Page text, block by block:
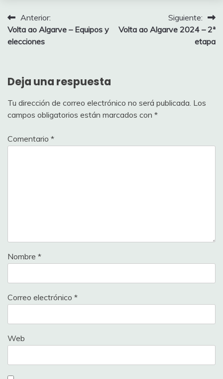
Navegación
de
Anterior:
Volta ao Algarve – Equipos y
elecciones
Siguiente:
Volta ao Algarve 2024 – 2ª
etapa
Deja una respuesta
Tu dirección de correo electrónico no será publicada. Los
campos obligatorios están marcados con *
Comentario *
Nombre *
Correo electrónico *
Web